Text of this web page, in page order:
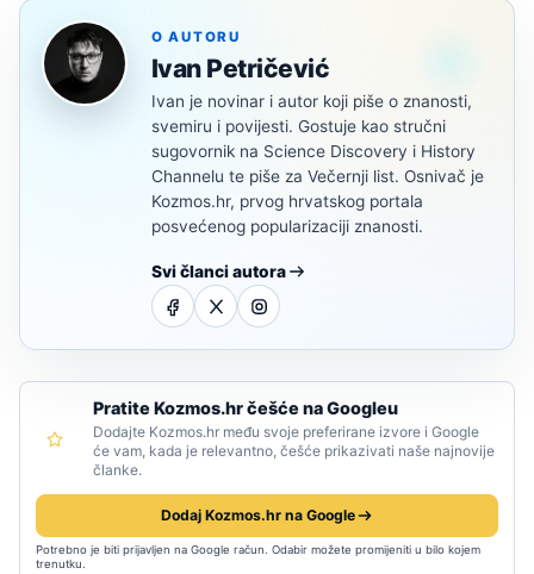
O AUTORU
Ivan Petričević
Ivan je novinar i autor koji piše o znanosti,
svemiru i povijesti. Gostuje kao stručni
sugovornik na Science Discovery i History
Channelu te piše za Večernji list. Osnivač je
Kozmos.hr, prvog hrvatskog portala
posvećenog popularizaciji znanosti.
Svi članci autora
Pratite Kozmos.hr češće na Googleu
Dodajte Kozmos.hr među svoje preferirane izvore i Google
će vam, kada je relevantno, češće prikazivati naše najnovije
članke.
Dodaj Kozmos.hr na Google
Potrebno je biti prijavljen na Google račun. Odabir možete promijeniti u bilo kojem
trenutku.